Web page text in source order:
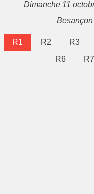
Dimanche 11
Besançon
R1 R2
R3
R6
R7